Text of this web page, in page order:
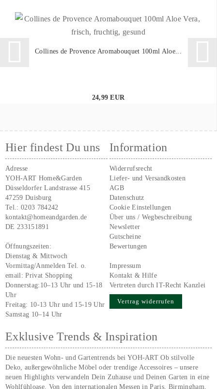
Collines de Provence Aromabouquet 100ml Aloe...
24,99 EUR
Hier findest Du uns
Adresse
YOH-ART Home&Garden
Düsseldorfer Landstrasse 415
47259 Duisburg
Tel.:0203 784242
kontakt@homeandgarden.de
DE 233151891
Öffnungszeiten:
Dienstag & Mittwoch
Vormittag/Anmelden Tel. o.
email:Privat Shopping
Donnerstag:10–13 Uhr und 15-18
Uhr
Freitag: 10-13 Uhr und 15-19 Uhr
Samstag 10–14 Uhr
Information
Widerrufsrecht
Liefer- und Versandkosten
AGB
Datenschutz
Cookie Einstellungen
Über uns / Wegbeschreibung
Newsletter
Gutscheine
Bewertungen
Impressum
Kontakt & Hilfe
Vertreten durch IT-Recht Kanzlei
Vertrag widerrufen
Exklusive Trends & Inspiration
Die neuesten Wohn- und Gartentrends bei YOH‑ART Ob stilvolle
Deko, außergewöhnliche Möbel oder trendige Accessoires – unsere
neuen Highlights verwandeln Dein Zuhause und Deinen Garten in eine
Wohlfühloase. Von den internationalen Messen in Paris, Birmingham,